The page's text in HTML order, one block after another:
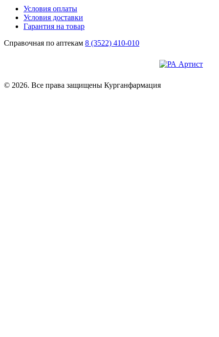
Условия оплаты
Условия доставки
Гарантия на товар
Справочная по аптекам 8 (3522) 410-010
© 2026. Все права защищены Курганфармация